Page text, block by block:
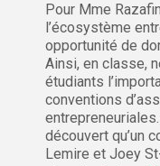
Pour Mme
l’écosystème
opportunité de
Ainsi, en classe,
étudiants
conventions
découvert qu’un
Lemire et Joey